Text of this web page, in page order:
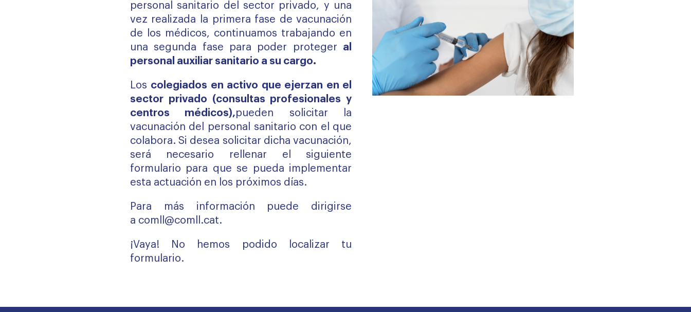
personal sanitario del sector privado, y una
vez realizada la primera fase de vacunación
de los médicos, continuamos trabajando en
una segunda fase para poder proteger al
personal auxiliar sanitario a su cargo.
Los colegiados en activo que ejerzan en el
sector privado (consultas profesionales y
centros médicos),pueden solicitar la
vacunación del personal sanitario con el que
colabora. Si desea solicitar dicha vacunación,
será necesario rellenar el siguiente
formulario para que se pueda implementar
esta actuación en los próximos días.
Para más información puede dirigirse
a comll@comll.cat.
¡Vaya! No hemos podido localizar tu
formulario.